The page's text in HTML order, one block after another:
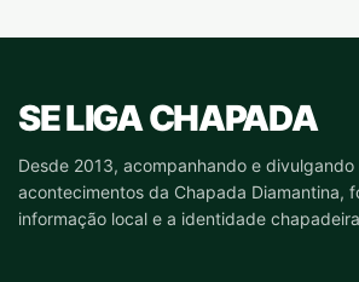
SE LIGA CHAPADA
Desde 2013, acompanhando e
acontecimentos da Chapada Diamantina,
informação local e a identidade